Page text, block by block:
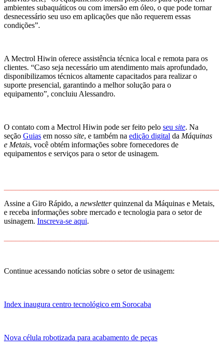
ambientes subaquáticos ou com imersão em óleo, o que pode tornar
desnecessário seu uso em aplicações que não requerem essas
condições”.
A Mectrol Hiwin oferece assistência técnica local e remota para os
clientes. “Caso seja necessário um atendimento mais aprofundado,
disponibilizamos técnicos altamente capacitados para realizar o
suporte presencial, garantindo a melhor solução para o
equipamento”, concluiu Alessandro.
O contato com a Mectrol Hiwin pode ser feito pelo seu site. Na
seção Guias em nosso site, e também na edição digital da Máquinas
e Metais, você obtém informações sobre fornecedores de
equipamentos e serviços para o setor de usinagem.
Assine a Giro Rápido, a newsletterquinzenal da Máquinas e Metais,
e receba informações sobre mercado e tecnologia para o setor de
usinagem. Inscreva-se aqui.
Continue acessando notícias sobre o setor de usinagem:
Index inaugura centro tecnológico em Sorocaba
Nova célula robotizada para acabamento de peças